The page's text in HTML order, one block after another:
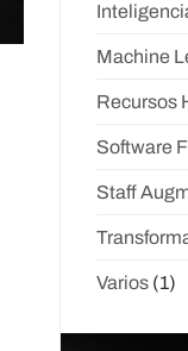
Machine
Recursos
Software
Staff
Varios (1)